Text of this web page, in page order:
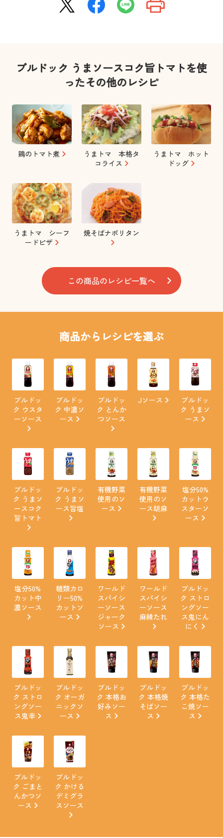
ブルドック うまソースコク旨トマトを使
ったその他のレシピ
鶏のトマト煮
うまトマ 本格タ
コライス
うまトマ ホット
ドッグ
うまトマ シーフ
ードピザ
焼そばナポリタン
この商品のレシピ一覧へ
商品からレシピを選ぶ
ブルドッ
ク ウスタ
ーソース
ブルドッ
ク 中濃ソ
ース
ブルドッ
ク とんか
つソース
Jソース
ブルドッ
ク うまソ
ース
ブルドッ
ク うまソ
ースコク
旨トマト
ブルドッ
ク うまソ
ース旨塩
有機野菜
使用のソ
ース
有機野菜
使用のソ
ース胡麻
塩分50%
カットウ
スターソ
ース
塩分50%
カット中
濃ソース
糖類カロ
リー50%
カットソ
ース
ワールド
スパイシ
ーソース
ジャーク
ソース
ワールド
スパイシ
ーソース
麻辣たれ
ブルドッ
ク ストロ
ングソー
ス鬼にん
にく
ブルドッ
ク ストロ
ングソー
ス鬼辛
ブルドッ
ク オーガ
ニックソ
ース
ブルドッ
ク 本格お
好みソー
ス
ブルドッ
ク 本格焼
そばソー
ス
ブルドッ
ク 本格た
こ焼ソー
ス
ブルドッ
ク ごまと
んかつソ
ース
ブルドッ
ク かける
デミグラ
スソース